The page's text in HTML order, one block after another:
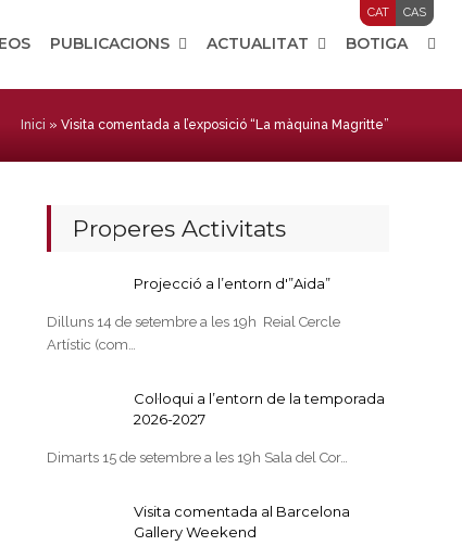
CAT CAS
PUBLICACIONS ACTUALITAT BOTIGA
Inici » Visita comentada a l’exposició “La màquina Magritte”
Properes Activitats
Projecció a l’entorn d'”Aida”
Dilluns 14 de setembre a les 19h Reial Cercle
Artístic (com…
Col·loqui a l’entorn de la temporada
2026-2027
Dimarts 15 de setembre a les 19h Sala del Cor…
Visita comentada al Barcelona
Gallery Weekend